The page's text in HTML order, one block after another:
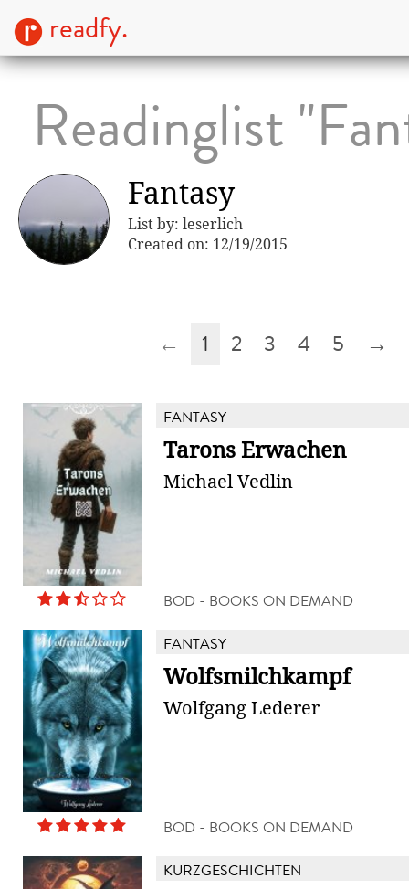
readfy.
Readinglist
Fantasy
List by: leserlich
Created on: 12/19/2015
← 1 2 3 4 5 →
FANTASY
Tarons Erwachen
Michael Vedlin
BOD - BOOKS ON DEMAND
FANTASY
Wolfsmilchkampf
Wolfgang Lederer
BOD - BOOKS ON DEMAND
KURZGESCHICHTEN